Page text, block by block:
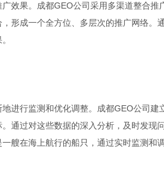
效果。成都GEO公司采用多渠道整合
形成一个全方位、多层次的推广网络。
进行监测和优化调整。成都GEO公司
通过对这些数据的深入分析，及时发现
艘在海上航行的船只，通过实时监测和